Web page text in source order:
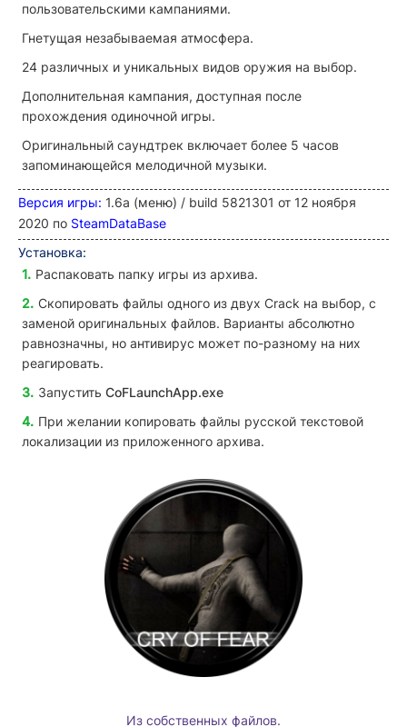
пользовательскими кампаниями.
Гнетущая незабываемая атмосфера.
24 различных и уникальных видов оружия на выбор.
Дополнительная кампания, доступная после
прохождения одиночной игры.
Оригинальный саундтрек включает более 5 часов
запоминающейся мелодичной музыки.
Версия игры: 1.6a (меню) / build 5821301 от 12 ноября
2020 по SteamDataBase
Установка:
Распаковать папку игры из архива.
Скопировать файлы одного из двух Crack на выбор, с
заменой оригинальных файлов. Варианты абсолютно
равнозначны, но антивирус может по-разному на них
реагировать.
Запустить CoFLaunchApp.exe
При желании копировать файлы русской текстовой
локализации из приложенного архива.
Из собственных файлов.